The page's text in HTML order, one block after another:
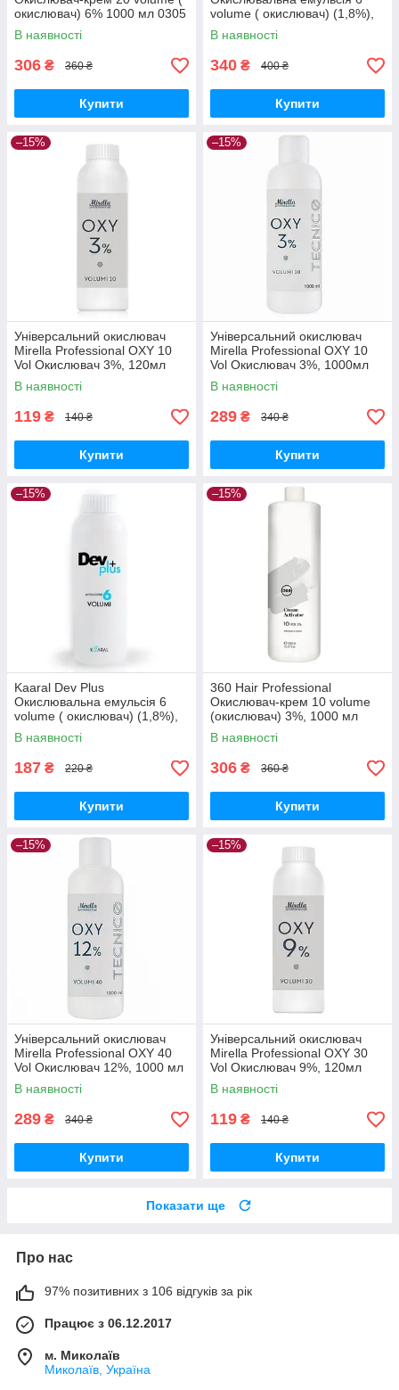
окислювач) 6% 1000 мл 0305
В наявності
306 ₴ 360 ₴
Купити
volume ( окислювач) (1,8%),
1000 мл
В наявності
340 ₴ 400 ₴
Купити
–15%
Універсальний окислювач
Mirella Professional OXY 10
Vol Окислювач 3%, 120мл
В наявності
119 ₴ 140 ₴
Купити
–15%
Універсальний окислювач
Mirella Professional OXY 10
Vol Окислювач 3%, 1000мл
В наявності
289 ₴ 340 ₴
Купити
–15%
Kaaral Dev Plus
Окислювальна емульсія 6
volume ( окислювач) (1,8%),
200 мл
В наявності
187 ₴ 220 ₴
Купити
–15%
360 Hair Professional
Окислювач-крем 10 volume
(окислювач) 3%, 1000 мл
0304
В наявності
306 ₴ 360 ₴
Купити
–15%
Універсальний окислювач
Mirella Professional OXY 40
Vol Окислювач 12%, 1000 мл
В наявності
289 ₴ 340 ₴
Купити
–15%
Універсальний окислювач
Mirella Professional OXY 30
Vol Окислювач 9%, 120мл
В наявності
119 ₴ 140 ₴
Купити
Показати ще
Про нас
97% позитивних з 106 відгуків за рік
Працює з 06.12.2017
м. Миколаїв
Миколаїв, Україна